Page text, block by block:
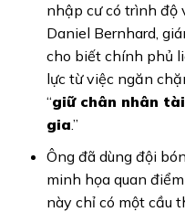
nhập cư có trình độ
Daniel Bernhard,
cho biết chính phủ
lực từ việc ngăn
“giữ chân nhân
gia.”
Ông đã dùng đội
minh họa quan
này chỉ có một cầu